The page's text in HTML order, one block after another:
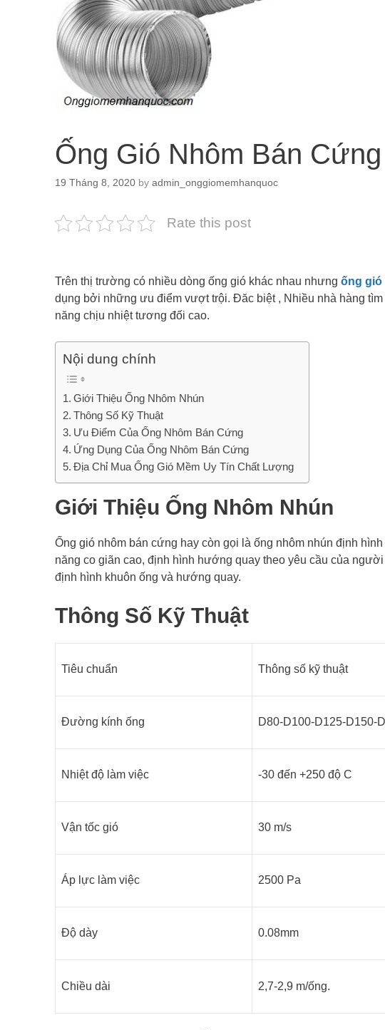
Ống Gió Nhôm Bán
19 Tháng 8, 2020 by admin_onggiomemhanquoc
Rate this post
Trên thị trường có nhiều dòng ống gió khác nhau nhưng ống gió
dụng bởi những ưu điểm vượt trội. Đăc biệt , Nhiều nhà hàng
năng chịu nhiệt tương đối cao.
Nội dung chính
Giới Thiệu Ống Nhôm Nhún
Thông Số Kỹ Thuật
Ưu Điểm Của Ống Nhôm Bán Cứng
Ứng Dụng Của Ống Nhôm Bán Cứng
Địa Chỉ Mua Ống Gió Mềm Uy Tín Chất Lượng
Giới Thiệu Ống Nhôm Nhún
Ống gió nhôm bán cứng hay còn gọi là ống nhôm nhún định
năng co giãn cao, định hình hướng quay theo yêu cầu của
định hình khuôn ống và hướng quay.
Thông Số Kỹ Thuật
Tiêu chuẩn Thông số kỹ thuật
Đường kính ống D80-D100-D125-D150-
Nhiệt độ làm việc -30 đến +250 độ C
Vận tốc gió 30 m/s
Áp lực làm việc 2500 Pa
Độ dày 0.08mm
Chiều dài 2,7-2,9 m/ống.